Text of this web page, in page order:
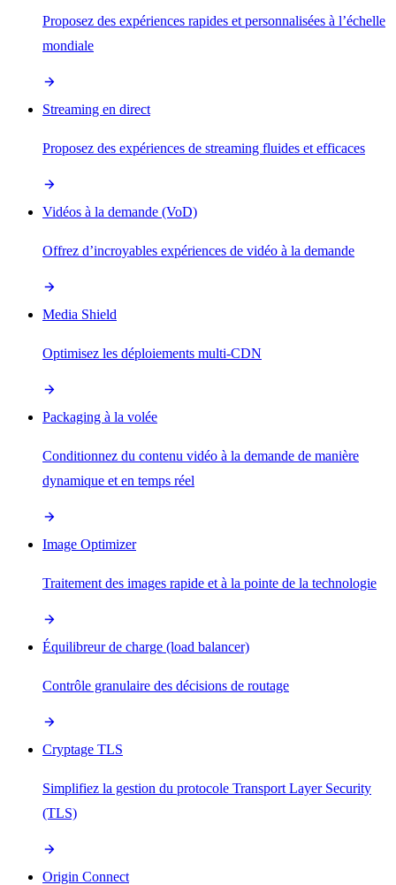
Proposez des expériences rapides et personnalisées à l’échelle
mondiale
Streaming en direct
Proposez des expériences de streaming fluides et efficaces
Vidéos à la demande (VoD)
Offrez d’incroyables expériences de vidéo à la demande
Media Shield
Optimisez les déploiements multi-CDN
Packaging à la volée
Conditionnez du contenu vidéo à la demande de manière
dynamique et en temps réel
Image Optimizer
Traitement des images rapide et à la pointe de la technologie
Équilibreur de charge (load balancer)
Contrôle granulaire des décisions de routage
Cryptage TLS
Simplifiez la gestion du protocole Transport Layer Security
(TLS)
Origin Connect